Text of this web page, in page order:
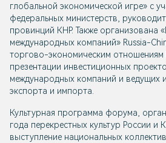
глобальной экономической игре» с
федеральных министерств,
провинций КНР. Также организована
международных компаний» Russia-
торгово-экономическим отношениям
презентации инвестиционных
международных компаний и ведущих
экспорта и импорта.
Культурная программа форума,
года перекрестных культур России и
выступление национальных